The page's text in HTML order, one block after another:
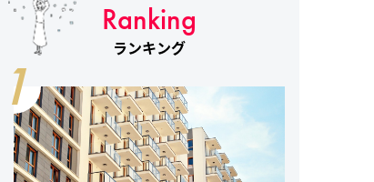
Ranking
ランキング
1